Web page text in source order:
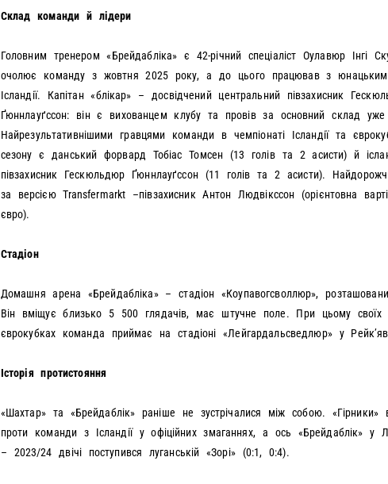
Склад команди й лідери
Головним тренером «Брейдабліка» є 42-річний спеціаліст Оулавюр Інгі
очолює команду з жовтня 2025 року, а до цього працював з
Ісландії. Капітан «блікар» – досвідчений центральний півзахисник
Ґюннлауґссон: він є вихованцем клубу та провів за основний склад
Найрезультативнішими гравцями команди в чемпіонаті Ісландії та
сезону є данський форвард Тобіас Томсен (13 голів та 2 асисти) й
півзахисник Гескюльдюр Ґюннлауґссон (11 голів та 2 асисти).
за версією Transfermarkt –півзахисник Антон Людвікссон (орієнтовна
євро).
Стадіон
Домашня арена «Брейдабліка» – стадіон «Коупавогсволлюр»,
Він вміщує близько 5 500 глядачів, має штучне поле. При цьому своїх
єврокубках команда приймає на стадіоні «Лейгардальсведлюр» у
Історія протистояння
«Шахтар» та «Брейдаблік» раніше не зустрічалися між собою. «Гірники»
проти команди з Ісландії у офіційних змаганнях, а ось «Брейдаблік» у
– 2023/24 двічі поступився луганській «Зорі» (0:1, 0:4).